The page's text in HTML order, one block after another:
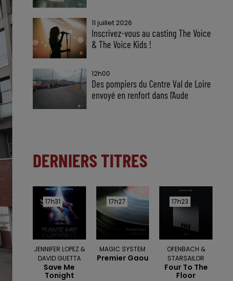
11 juillet 2026
Inscrivez-vous au casting The Voice
& The Voice Kids !
12h00
Des pompiers du Centre Val de Loire
envoyé en renfort dans l'Aude
DERNIERS TITRES
17h31
17h31
JENNIFER LOPEZ &
DAVID GUETTA
Save Me
Tonight
17h27
17h27
MAGIC SYSTEM
Premier Gaou
17h23
17h23
OFENBACH &
STARSAILOR
Four To The
Floor